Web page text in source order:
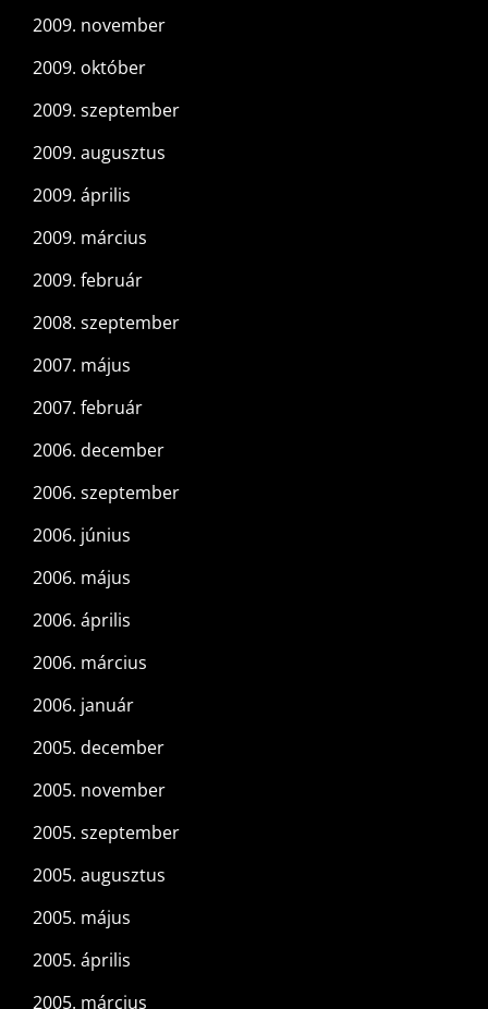
2009. november
2009. október
2009. szeptember
2009. augusztus
2009. április
2009. március
2009. február
2008. szeptember
2007. május
2007. február
2006. december
2006. szeptember
2006. június
2006. május
2006. április
2006. március
2006. január
2005. december
2005. november
2005. szeptember
2005. augusztus
2005. május
2005. április
2005. március